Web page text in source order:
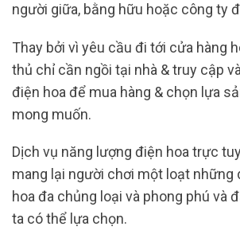
người giữa, bằng hữu hoặc công ty
Thay bởi vì yêu cầu đi tới cửa hàng
thủ chỉ cần ngồi tại nhà & truy cập
điện hoa để mua hàng & chọn lựa
mong muốn.
Dịch vụ năng lượng điện hoa trực
mang lại người chơi một loạt những
hoa đa chủng loại và phong phú và
ta có thể lựa chọn.